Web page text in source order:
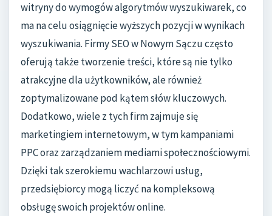
witryny do wymogów algorytmów wyszukiwarek, co
ma na celu osiągnięcie wyższych pozycji w wynikach
wyszukiwania. Firmy SEO w Nowym Sączu często
oferują także tworzenie treści, które są nie tylko
atrakcyjne dla użytkowników, ale również
zoptymalizowane pod kątem słów kluczowych.
Dodatkowo, wiele z tych firm zajmuje się
marketingiem internetowym, w tym kampaniami
PPC oraz zarządzaniem mediami społecznościowymi.
Dzięki tak szerokiemu wachlarzowi usług,
przedsiębiorcy mogą liczyć na kompleksową
obsługę swoich projektów online.